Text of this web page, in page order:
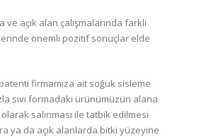
ve açık alan çalışmalarında farklı
önemli pozitif sonuçlar elde
firmamıza ait soğuk sisleme
sıvı formadaki ürünümüzün alana
salınması ile tatbik edilmesi
ya da açık alanlarda bitki yüzeyine